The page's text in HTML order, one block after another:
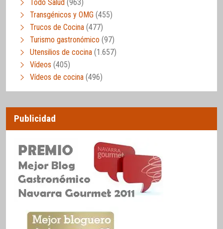
Todo Salud (963)
Transgénicos y OMG (455)
Trucos de Cocina (477)
Turismo gastronómico (97)
Utensilios de cocina (1.657)
Vídeos (405)
Vídeos de cocina (496)
Publicidad